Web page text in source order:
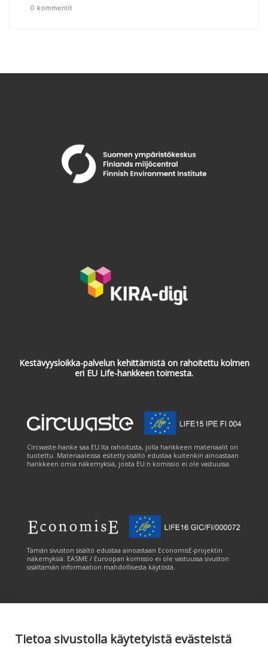
Tietoa sivustolla käytetyistä evästeistä
0 kommentit
Kestävyysloikka-palvelun kehittämistä on rahoitettu kolmen
eri EU Life-hankkeen toimesta.
Circwaste-hanke saa EU:lta rahoitusta, jolla hankkeen materiaalit on
tuotettu. Materiaaleissa esitetty sisältö edustaa kuitenkin ainoastaan
hankkeen omia näkemyksiä, joista EU:n komissio ei ole vastuussa.
Tämän sivuston sisältö edustaa ainoastaan EconomisE-projektin
näkemyksiä. EASME / Euroopan komissio ei ole vastuussa sivuston
sisältämän informaation mahdollisesta käytöstä.